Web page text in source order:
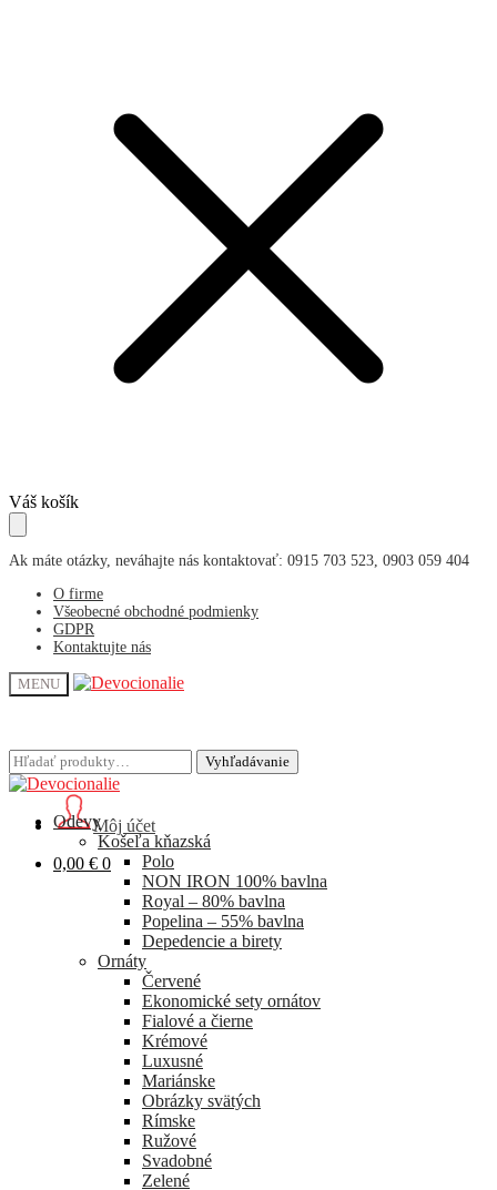
Skip
to
navigation
Skip
to
content
Váš košík
Ak máte otázky, neváhajte nás kontaktovať: 0915 703 523, 0903 059 404
O firme
Všeobecné obchodné podmienky
GDPR
Kontaktujte nás
MENU
Hľadať: Vyhľadávanie
Môj účet
0,00 € 0
Hľadať: Vyhľadávanie
Odevy
Košeľa kňazská
Polo
NON IRON 100% bavlna
Royal – 80% bavlna
Popelina – 55% bavlna
Depedencie a birety
Ornáty
Červené
Ekonomické sety ornátov
Fialové a čierne
Krémové
Luxusné
Mariánske
Obrázky svätých
Rímske
Ružové
Svadobné
Zelené